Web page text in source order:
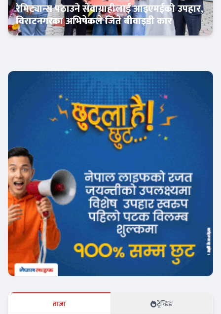
रेमिट्यान्स पठाउने सेवाग्राहीलाई आइएमईको उपहार,
विराटनगरका अभिषेकले जिते बीवाइडी कार
ताजा ट्रेन्डिङ